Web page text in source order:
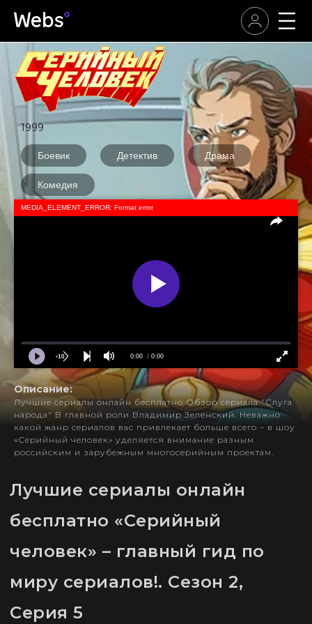
1999
Боевик Детектив Драма
Комедия
0:00 / 0:00
MEDIA_ELEMENT_ERROR: Format error
Описание:
Лучшие сериалы онлайн бесплатно Обзор сериала "Слуга
народа" В главной роли Владимир Зеленский. Неважно
какой жанр сериалов вас привлекает больше всего – в шоу
«Серийный человек» уделяется внимание разным
российским и зарубежным многосерийным проектам.
Лучшие сериалы онлайн
бесплатно «Серийный
человек» – главный гид по
миру сериалов!. Сезон 2,
Серия 5